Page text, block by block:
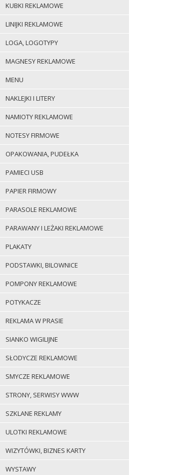
KUBKI REKLAMOWE
LINIJKI REKLAMOWE
LOGA, LOGOTYPY
MAGNESY REKLAMOWE
MENU
NAKLEJKI I LITERY
NAMIOTY REKLAMOWE
NOTESY FIRMOWE
OPAKOWANIA, PUDEŁKA
PAMIECI USB
PAPIER FIRMOWY
PARASOLE REKLAMOWE
PARAWANY I LEŻAKI REKLAMOWE
PLAKATY
PODSTAWKI, BILOWNICE
POMPONY REKLAMOWE
POTYKACZE
REKLAMA W PRASIE
SIANKO WIGILIJNE
SŁODYCZE REKLAMOWE
SMYCZE REKLAMOWE
STRONY, SERWISY WWW
SZKLANE REKLAMY
ULOTKI REKLAMOWE
WIZYTÓWKI, BIZNES KARTY
WYSTAWY